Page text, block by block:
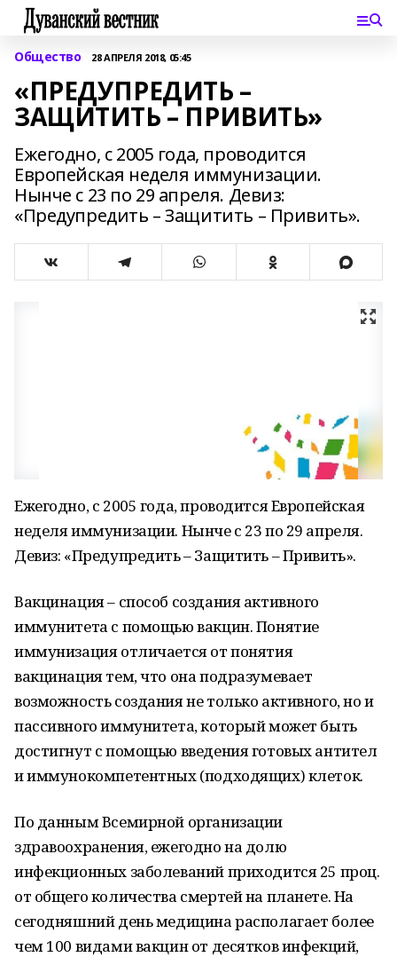
Общество 28 АПРЕЛЯ 2018, 05:45
«ПРЕДУПРЕДИТЬ –
ЗАЩИТИТЬ – ПРИВИТЬ»
Ежегодно, с 2005 года, проводится
Европейская неделя иммунизации.
Нынче с 23 по 29 апреля. Девиз:
«Предупредить – Защитить – Привить».
Ежегодно, с 2005 года, проводится Европейская
неделя иммунизации. Нынче с 23 по 29 апреля.
Девиз: «Предупредить – Защитить – Привить».
Вакцинация – способ создания активного
иммунитета с помощью вакцин. Понятие
иммунизация отличается от понятия
вакцинация тем, что она подразумевает
возможность создания не только активного, но и
пассивного иммунитета, который может быть
достигнут с помощью введения готовых антител
и иммунокомпетентных (подходящих) клеток.
По данным Всемирной организации
здравоохранения, ежегодно на долю
инфекционных заболеваний приходится 25 проц.
от общего количества смертей на планете. На
сегодняшний день медицина располагает более
чем 100 видами вакцин от десятков инфекций,